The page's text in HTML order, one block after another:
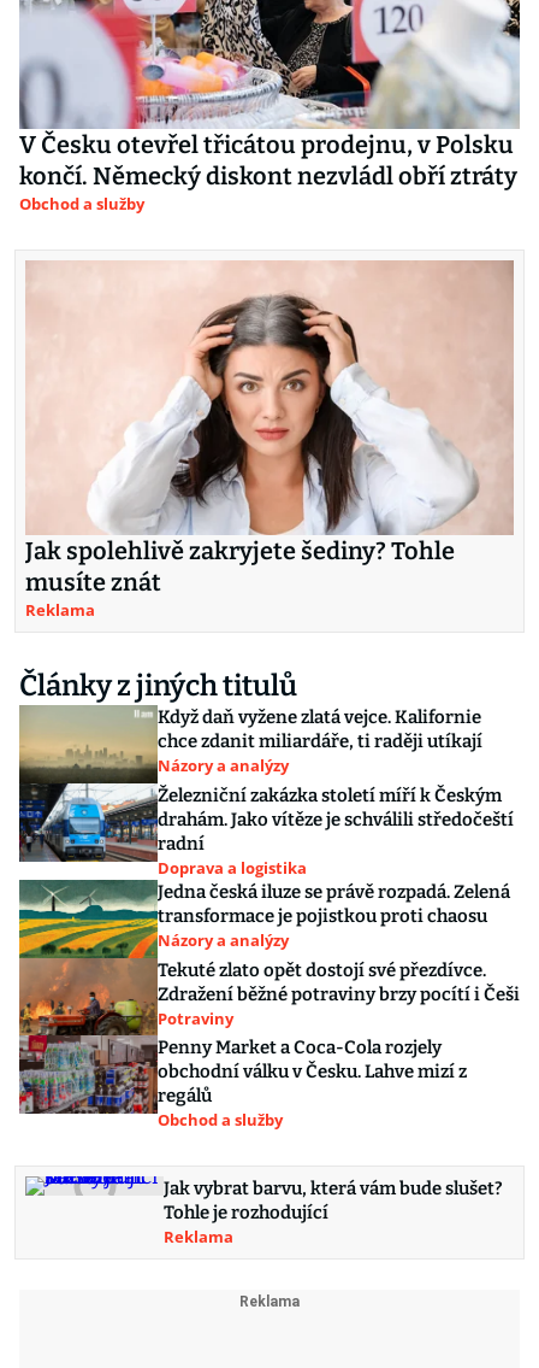
V Česku otevřel třicátou prodejnu, v Polsku
končí. Německý diskont nezvládl obří ztráty
Obchod a služby
Jak spolehlivě zakryjete šediny? Tohle
musíte znát
Reklama
Články z jiných titulů
Když daň vyžene zlatá vejce. Kalifornie
chce zdanit miliardáře, ti raději utíkají
Názory a analýzy
Železniční zakázka století míří k Českým
drahám. Jako vítěze je schválili středočeští
radní
Doprava a logistika
Jedna česká iluze se právě rozpadá. Zelená
transformace je pojistkou proti chaosu
Názory a analýzy
Tekuté zlato opět dostojí své přezdívce.
Zdražení běžné potraviny brzy pocítí i Češi
Potraviny
Penny Market a Coca-Cola rozjely
obchodní válku v Česku. Lahve mizí z
regálů
Obchod a služby
Jak vybrat barvu, která vám bude slušet?
Tohle je rozhodující
Reklama